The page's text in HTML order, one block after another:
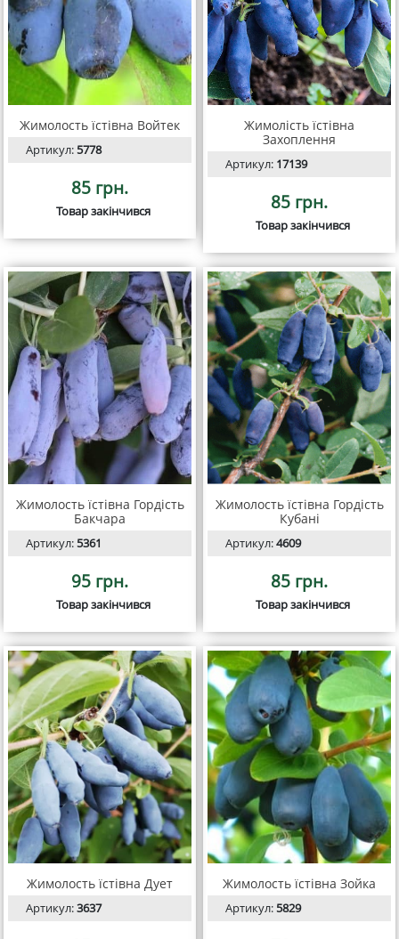
Жимолость їстівна Войтек
Артикул:5778
85 грн.
Товар закінчився
Жимолість їстівна
Захоплення
Артикул: 17139
85 грн.
Товар закінчився
Жимолость їстівна Гордість
Бакчара
Артикул:5361
95 грн.
Товар закінчився
Жимолость їстівна Гордість
Кубані
Артикул:4609
85 грн.
Товар закінчився
Жимолость їстівна Дует
Артикул:3637
Жимолость їстівна Зойка
Артикул:5829